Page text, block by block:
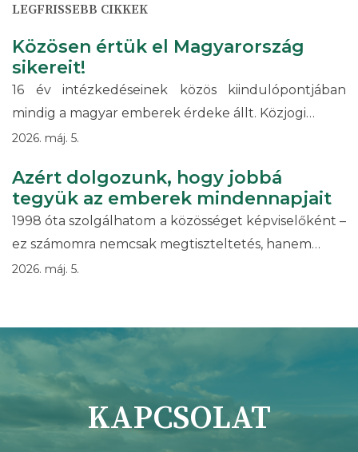
LEGFRISSEBB CIKKEK
Közösen értük el Magyarország
sikereit!
16 év intézkedéseinek közös kiindulópontjában
mindig a magyar emberek érdeke állt. Közjogi…
2026. máj. 5.
Azért dolgozunk, hogy jobbá
tegyük az emberek mindennapjait
1998 óta szolgálhatom a közösséget képviselőként –
ez számomra nemcsak megtiszteltetés, hanem…
2026. máj. 5.
KAPCSOLAT